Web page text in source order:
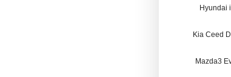
Hyundai
Kia Ceed
Mazda3